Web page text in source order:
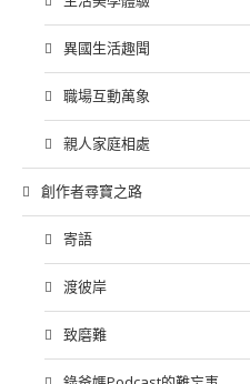
異國生活趣聞
職場互動萬象
親人家庭相處
創作者尋寶之路
寄語
渡彼岸
致磨難